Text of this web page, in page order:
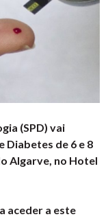
(SPD) vai
Diabetes de 6 e 8
Algarve, no Hotel
aceder a este